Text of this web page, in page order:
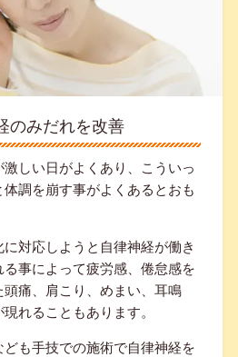
のみだれを改善
しい日がよくあり、こういっ
調を崩す事がよくあるとおも
対応しようと 自律神経が働き
事によって疲労感、倦怠感を
頭痛、肩こり、めまい、耳鳴
れることもあります。
も手技での施術で自律神経を